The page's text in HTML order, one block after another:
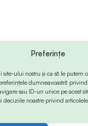
Preferințe
ului nostru și ca să le
dumneavoastră
sau ID-uri unice pe acest
noastre privind